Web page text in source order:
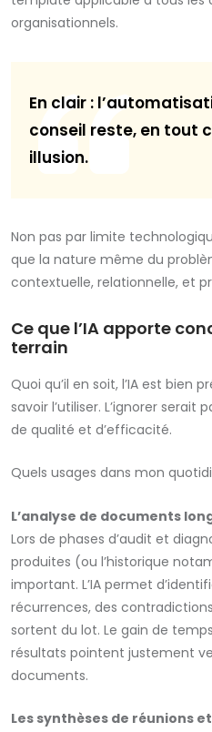
organisationnels.
En clair :
conseil reste, en tout
illusion.
Non pas par limite
que la nature même du
contextuelle, relationnelle, et
Ce que l’IA apporte
terrain
Quoi qu’il en soit, l’IA est bien
savoir l’utiliser. L’ignorer serait
de qualité et d’efficacité.
Quels usages dans mon
L’analyse de documents
Lors de phases d’audit et
produites (ou l’historique
important. L’IA permet
récurrences, des
sortent du lot. Le gain de
résultats pointent justement
documents.
Les synthèses de réunions